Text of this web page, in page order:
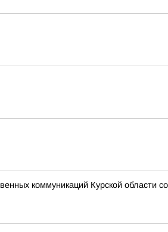
коммуникаций Курской области